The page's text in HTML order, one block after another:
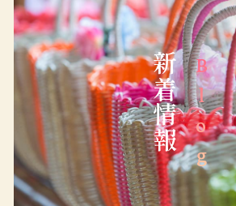
Hot spring
温泉 お料理
Rooms
ご宿泊客室 館内
Access
交通アクセス プラ
新着情報Blog